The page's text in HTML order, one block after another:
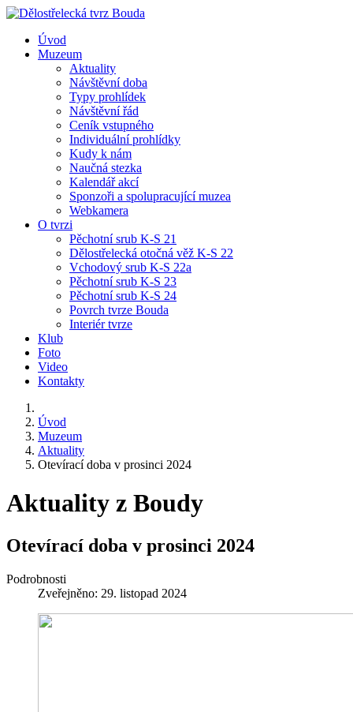
Úvod
Muzeum
Aktuality
Návštěvní doba
Typy prohlídek
Návštěvní řád
Ceník vstupného
Individuální prohlídky
Kudy k nám
Naučná stezka
Kalendář akcí
Sponzoři a spolupracující muzea
Webkamera
O tvrzi
Pěchotní srub K-S 21
Dělostřelecká otočná věž K-S 22
Vchodový srub K-S 22a
Pěchotní srub K-S 23
Pěchotní srub K-S 24
Povrch tvrze Bouda
Interiér tvrze
Klub
Foto
Video
Kontakty
Úvod
Muzeum
Aktuality
Otevírací doba v prosinci 2024
Aktuality z Boudy
Otevírací doba v prosinci 2024
Podrobnosti
Zveřejněno: 29. listopad 2024